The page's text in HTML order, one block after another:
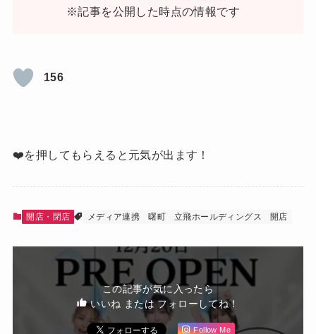
※記事を公開した時点の情報です
156
❤️を押してもらえると元気が出ます！
開店・閉店 メディア連携 曙町 立飛ホールディングス 開店
この記事が気に入ったら
いいね または フォローしてね！
Follow Me